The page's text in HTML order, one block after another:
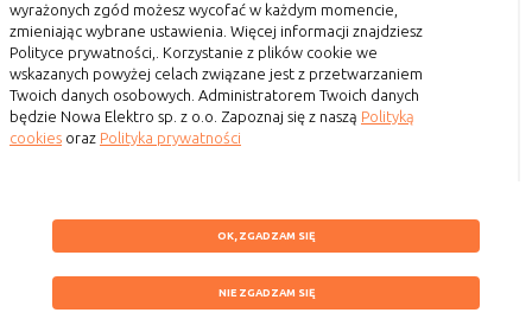
wyrażonych zgód możesz wycofać w każdym momencie,
zmieniając wybrane ustawienia. Więcej informacji znajdziesz
Polityce prywatności,. Korzystanie z plików cookie we
wskazanych powyżej celach związane jest z przetwarzaniem
Twoich danych osobowych. Administratorem Twoich danych
będzie Nowa Elektro sp. z o.o. Zapoznaj się z naszą Polityką
cookies oraz Polityka prywatności
Ułatwienia korzystania z naszych stron, prezentowania indywidualnych
treści i reklam oraz ich pomiaru, tworzenia statystyk, poprawy
Wykorzystujemy zautomatyzowane procesy, w tym profilowanie do
OK, ZGADZAM SIĘ
NIE ZGADZAM SIĘ
ZAPISZ WYBRANE
Nieszkodliwe obejmuje cookies:
- niezbędne do poprawnego działania
witryny
- potrzebne do umożliwienia działania
funkcjonalności witryny, jednak ich
działanie nie ma nic wspólnego ze
użytkowników, jednak nie obejmują
informacji pozwalających zidentyfikować
danych konkretnego użytkownika
NOWOŚĆ
Szybki kontakt
693 861 586
Dołącz do nas